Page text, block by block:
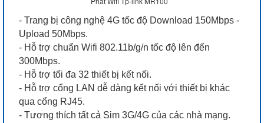
- Trang bị công nghệ 4G tốc độ Download 150Mbps -
Upload 50Mbps.
- Hỗ trợ chuẩn Wifi 802.11b/g/n tốc độ lên đến
300Mbps.
- Hỗ trợ tối đa 32 thiết bị kết nối.
- Hỗ trợ cổng LAN dễ dàng kết nối với thiết bị khác
qua cổng RJ45.
- Tương thích tất cả Sim 3G/4G của các nhà mạng.